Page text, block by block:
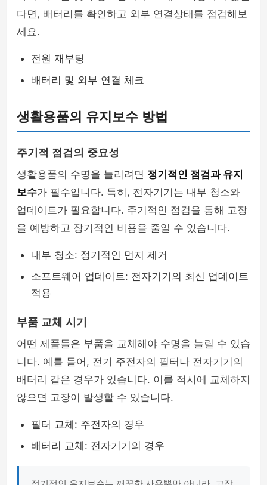
다면, 배터리를 확인하고 외부 연결상태를 점검해보
세요.
전원 재부팅
배터리 및 외부 연결 체크
생활용품의 유지보수 방법
주기적 점검의 중요성
생활용품의 수명을 늘리려면 정기적인 점검과 유지
보수가 필수입니다. 특히, 전자기기는 내부 청소와
업데이트가 필요합니다. 주기적인 점검을 통해 고장
을 예방하고 장기적인 비용을 줄일 수 있습니다.
내부 청소: 정기적인 먼지 제거
소프트웨어 업데이트: 전자기기의 최신 업데이트
적용
부품 교체 시기
어떤 제품들은 부품을 교체해야 수명을 늘릴 수 있습
니다. 예를 들어, 전기 주전자의 필터나 전자기기의
배터리 같은 경우가 있습니다. 이를 적시에 교체하지
않으면 고장이 발생할 수 있습니다.
필터 교체: 주전자의 경우
배터리 교체: 전자기기의 경우